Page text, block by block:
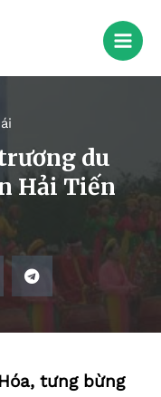
du
Hải Tiến
tưng bừng